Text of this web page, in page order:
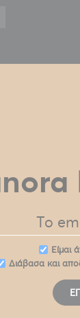
Eίμαι
Διάβασα και